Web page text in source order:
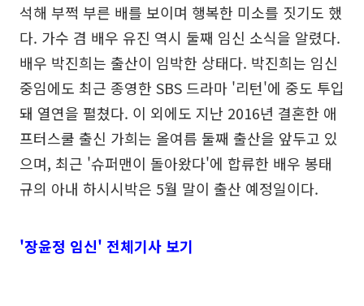
석해 부쩍 부른 배를 보이며 행복한 미소를 짓기도 했
다. 가수 겸 배우 유진 역시 둘째 임신 소식을 알렸다.
배우 박진희는 출산이 임박한 상태다. 박진희는 임신
중임에도 최근 종영한 SBS 드라마 '리턴'에 중도 투입
돼 열연을 펼쳤다. 이 외에도 지난 2016년 결혼한 애
프터스쿨 출신 가희는 올여름 둘째 출산을 앞두고 있
으며, 최근 '슈퍼맨이 돌아왔다'에 합류한 배우 봉태
규의 아내 하시시박은 5월 말이 출산 예정일이다.
'장윤정 임신' 전체기사 보기